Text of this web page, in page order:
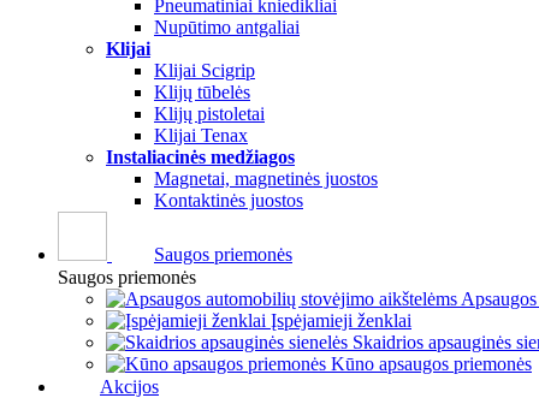
Pneumatiniai kniedikliai
Nupūtimo antgaliai
Klijai
Klijai Scigrip
Klijų tūbelės
Klijų pistoletai
Klijai Tenax
Instaliacinės medžiagos
Magnetai, magnetinės juostos
Kontaktinės juostos
Saugos priemonės
Saugos priemonės
Įspėjamieji ženklai
Skaidrios apsauginės
Kūno apsaugos priemonės
Akcijos